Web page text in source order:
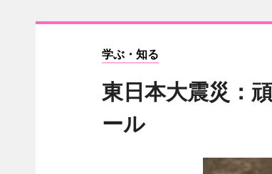
学ぶ・知る
東日本大震災：
ール